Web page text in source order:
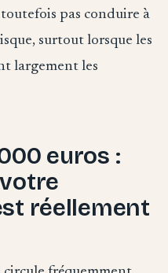
pas conduire à
surtout lorsque les
largement les
euros :
réellement